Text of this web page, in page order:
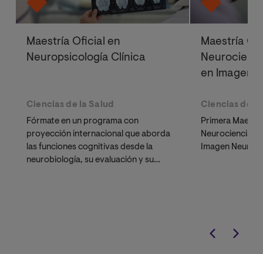
Maestría Oficial en
Neuropsicología Clínica
Ciencias de la Salud
Fórmate en un programa con
proyección internacional que aborda
las funciones cognitivas desde la
neurobiología, su evaluación y su
Maestría
en Imagen
Ciencias de
Primera
Neurociencia e
Imagen